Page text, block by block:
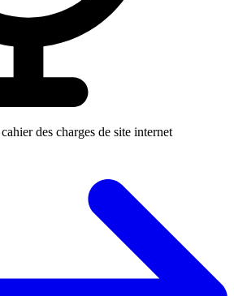
des charges de site internet